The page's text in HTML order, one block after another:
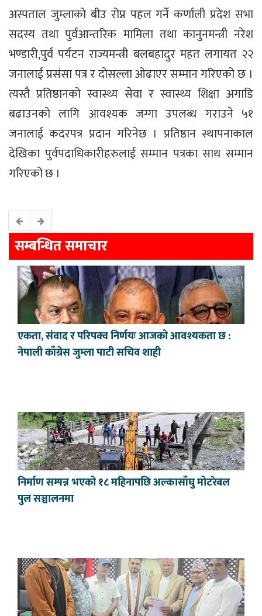
अस्पताल जुम्लाको बीउ रोप्न पहल गर्ने कर्णाली प्रदेश सभा
सदस्य तथा पुर्वआन्तरिक मामिला तथा कानुनमन्त्री नरेश
भण्डारी,पुर्व पर्यटन राज्यमन्त्री बलबहादुर महत लगायत २२
जनालाई प्रसंसा पत्र र दोसल्ला ओढाएर सम्मान गरिएको छ ।
त्यस्तै प्रतिष्ठानको स्वास्थ्य सेवा र स्वास्थ्य शिक्षा अगाडि
बढाउनको लागि आवश्यक जग्गा उपलब्ध गराउने ५१
जनालाई कदरपत्र प्रदान गरिनेछ । प्रतिष्ठान स्थापनाकाल
देखिका पुर्वपदाधिकारीहरुलाई सम्मान पत्रका साथ सम्मान
गरिएको छ ।
सम्बन्धित समाचार
एकता, संवाद र परिपक्व निर्णयः आजको आवश्यकता छ :
नेपाली काँग्रेस जुम्ला पाटी सचिव शाही
निर्माण सम्पन्न भएको १८ महिनापछि अल्कासाँघु मोटरेबल
पुल सञ्चालनमा